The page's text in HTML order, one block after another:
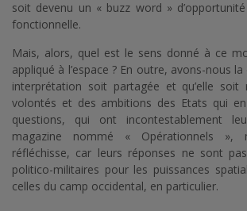
soit devenu un « buzz word »
fonctionnelle.
Mais, alors, quel est le sens donné à ce
appliqué à l’espace ? En outre, avons-nous
interprétation soit partagée et qu’elle soit
volontés et des ambitions des Etats qui
questions, qui ont incontestablement
magazine nommé « Opérationnels »,
réfléchisse, car leurs réponses ne sont
politico-militaires pour les puissances
celles du camp occidental, en particulier.